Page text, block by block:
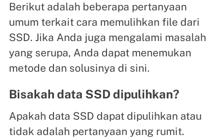
Berikut adalah beberapa pertanyaan
umum terkait cara memulihkan file dari
SSD. Jika Anda juga mengalami masalah
yang serupa, Anda dapat menemukan
metode dan solusinya di sini.
Bisakah data SSD dipulihkan?
Apakah data SSD dapat dipulihkan atau
tidak adalah pertanyaan yang rumit.